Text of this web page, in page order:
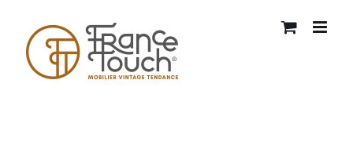
contenu